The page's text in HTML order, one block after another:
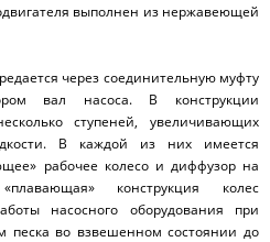
выполнен из нержавеющей
через соединительную муфту
вал насоса. В конструкции
ступеней, увеличивающих
В каждой из них имеется
рабочее колесо и диффузор на
конструкция колес
насосного оборудования при
песка во взвешенном состоянии до